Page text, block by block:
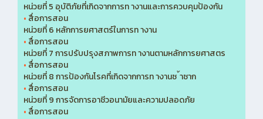
หน่วยที่ 5 อุบัติภัยที่เกิดจากการท างานและการควบคุมป้องกัน
• สื่อการสอน
หน่วยที่ 6 หลักการยศาสตร์ในการท างาน
• สื่อการสอน
หน่วยที่ 7 การปรับปรุงสภาพการท างานตามหลักการยศาสตร
• สื่อการสอน
หน่วยที่ 8 การป้องกันโรคที่เกิดจากการท างานซ ้าซาก
• สื่อการสอน
หน่วยที่ 9 การจัดการอาชีวอนามัยและความปลอดภัย
• สื่อการสอน